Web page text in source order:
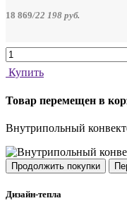
18 869/22 198 руб.
Купить
Товар перемещен в
Внутрипольный
Продолжить покупки
Дизайн-тепла